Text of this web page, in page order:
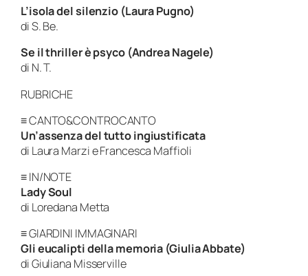
L’isola del silenzio (Laura Pugno)
di S. Be.
Se il thriller è psyco (Andrea Nagele)
di N. T.
RUBRICHE
≡ CANTO&CONTROCANTO
Un’assenza del tutto ingiustificata
di Laura Marzi e Francesca Maffioli
≡ IN/NOTE
Lady Soul
di Loredana Metta
≡ GIARDINI IMMAGINARI
Gli eucalipti della memoria (Giulia Abbate)
di Giuliana Misserville